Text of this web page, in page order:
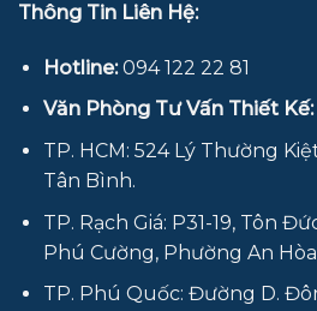
Thông Tin Liên Hệ:
Hotline:094 122 22 81
Văn Phòng Tư Vấn Thiết Kế:
TP. HCM: 524 Lý Thường
Tân Bình.
TP. Rạch Giá: P31-19, Tôn
Phú Cường, Phường An
TP. Phú Quốc: Đường D.